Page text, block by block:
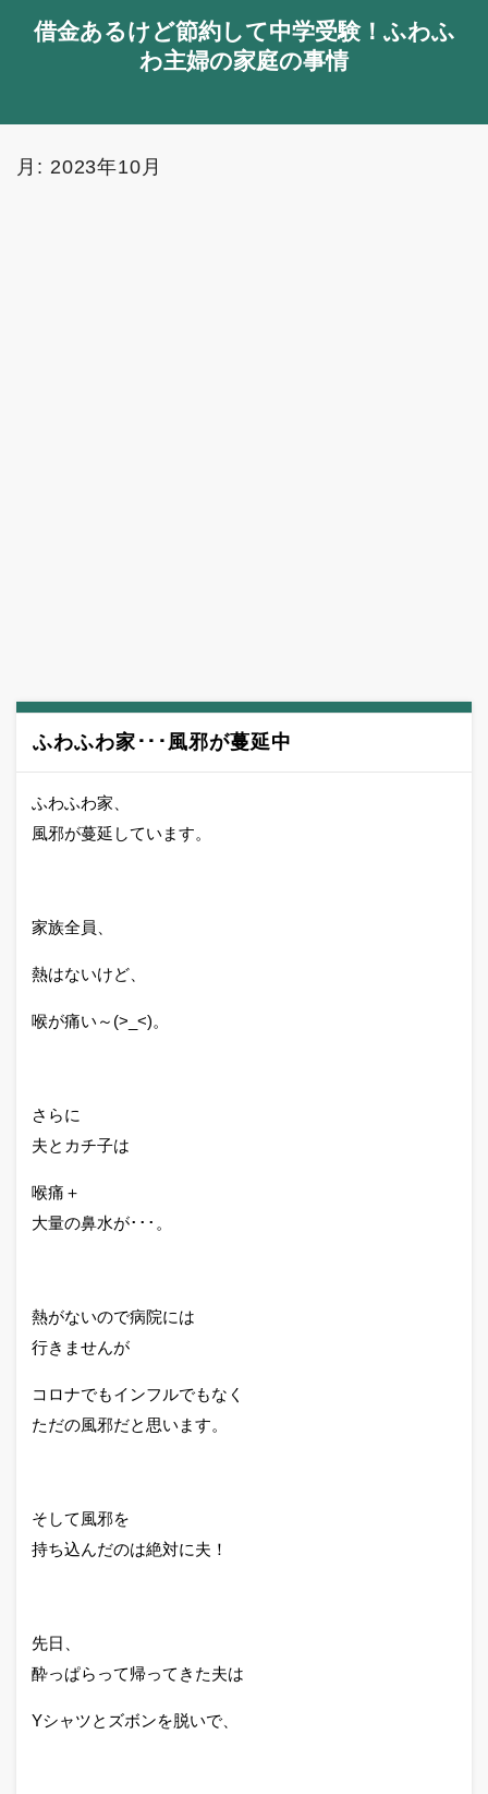
借金あるけど節約して中学受験！ふわふ
わ主婦の家庭の事情
月: 2023年10月
ふわふわ家･･･風邪が蔓延中
ふわふわ家、
風邪が蔓延しています。
家族全員、
熱はないけど、
喉が痛い～(>_<)。
さらに
夫とカチ子は
喉痛＋
大量の鼻水が･･･。
熱がないので病院には
行きませんが
コロナでもインフルでもなく
ただの風邪だと思います。
そして風邪を
持ち込んだのは絶対に夫！
先日、
酔っぱらって帰ってきた夫は
Yシャツとズボンを脱いで、